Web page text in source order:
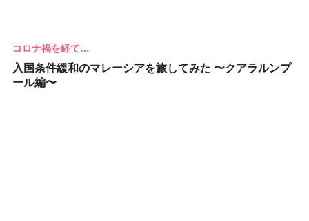
コロナ禍を経て…
入国条件緩和のマレーシアを旅してみた 〜クアラルンプ
ール編〜